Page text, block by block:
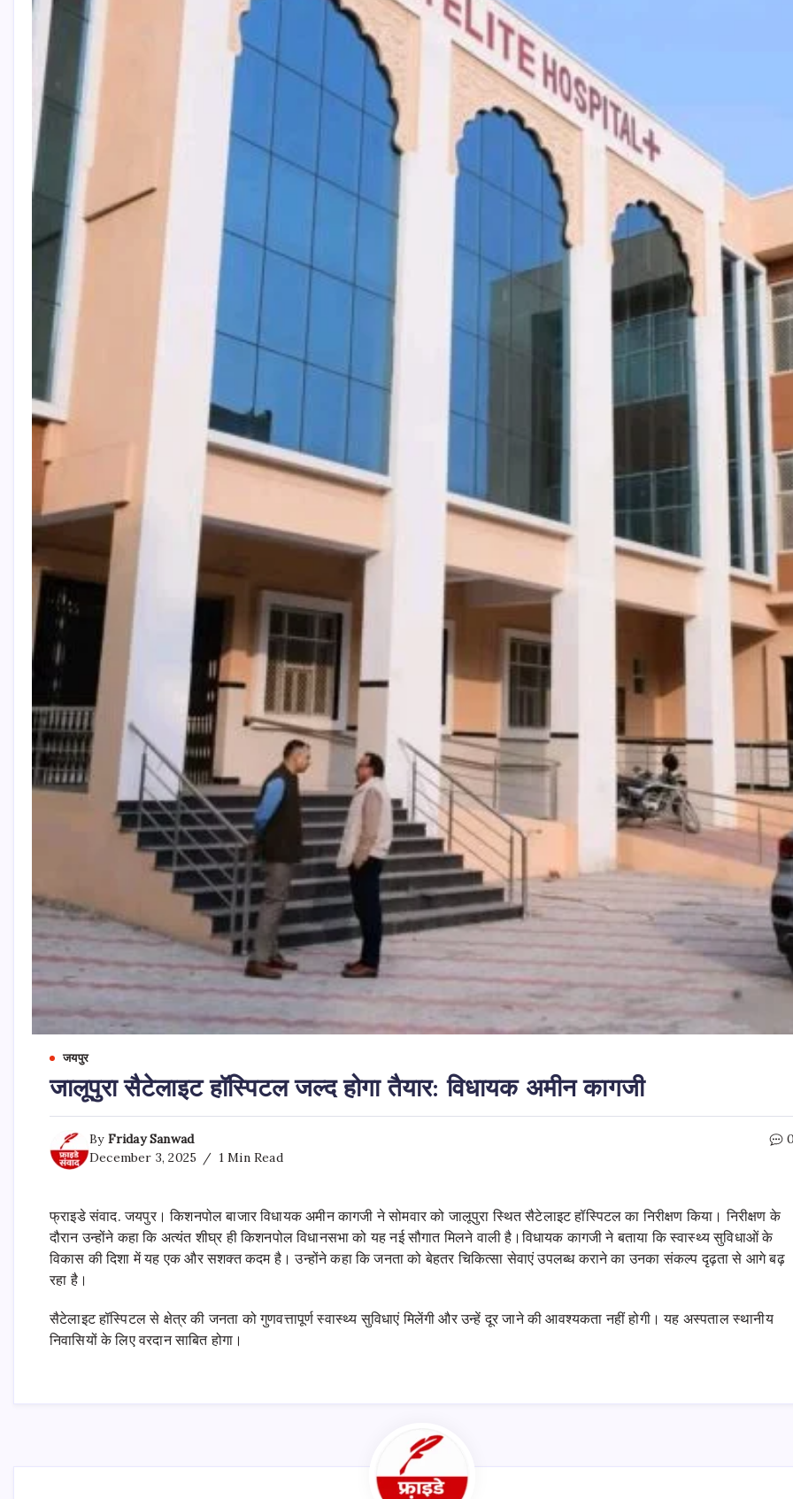
जयपुर
जालूपुरा सैटेलाइट हॉस्पिटल जल्द होगा तैयार: विधायक अमीन कागजी
By Friday Sanwad
December 3, 2025
1 Min Read
फ्राइडे संवाद. जयपुर। किशनपोल बाजार विधायक अमीन कागजी ने सोमवार को जालूपुरा स्थित सैटेलाइट हॉस्पिटल का निरीक्षण किया। निरीक्षण के
दौरान उन्होंने कहा कि अत्यंत शीघ्र ही किशनपोल विधानसभा को यह नई सौगात मिलने वाली है।विधायक कागजी ने बताया कि स्वास्थ्य सुविधाओं के
विकास की दिशा में यह एक और सशक्त कदम है। उन्होंने कहा कि जनता को बेहतर चिकित्सा सेवाएं उपलब्ध कराने का उनका संकल्प दृढ़ता से आगे बढ़
रहा है।
सैटेलाइट हॉस्पिटल से क्षेत्र की जनता को गुणवत्तापूर्ण स्वास्थ्य सुविधाएं मिलेंगी और उन्हें दूर जाने की आवश्यकता नहीं होगी। यह अस्पताल स्थानीय
निवासियों के लिए वरदान साबित होगा।